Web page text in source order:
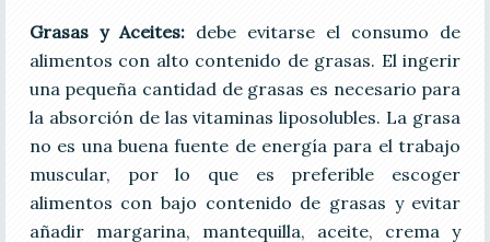
Grasas y Aceites:debe evitarse el consumo de
alimentos con alto contenido de grasas. El ingerir
una pequeña cantidad de grasas es necesario para
la absorción de las vitaminas liposolubles. La grasa
no es una buena fuente de energía para el trabajo
muscular, por lo que es preferible escoger
alimentos con bajo contenido de grasas y evitar
añadir margarina, mantequilla, aceite, crema y